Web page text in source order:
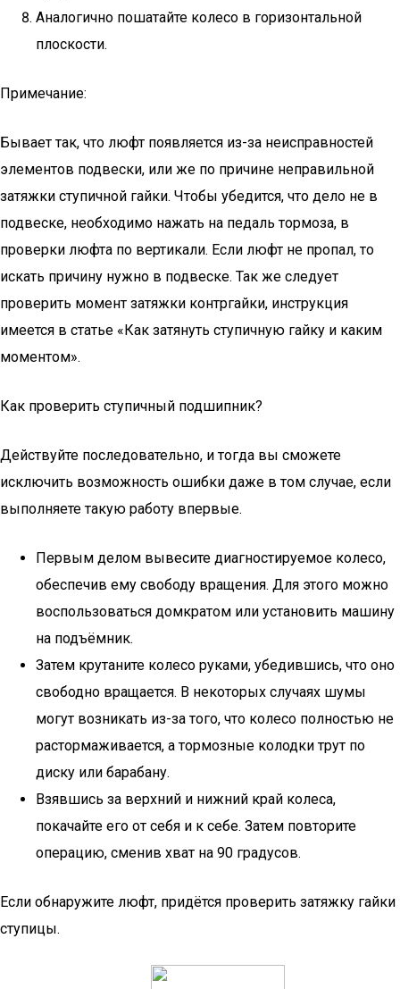
Аналогично пошатайте колесо в горизонтальной
плоскости.
Примечание:
Бывает так, что люфт появляется из-за неисправностей
элементов подвески, или же по причине неправильной
затяжки ступичной гайки. Чтобы убедится, что дело не в
подвеске, необходимо нажать на педаль тормоза, в
проверки люфта по вертикали. Если люфт не пропал, то
искать причину нужно в подвеске. Так же следует
проверить момент затяжки контргайки, инструкция
имеется в статье «Как затянуть ступичную гайку и каким
моментом».
Как проверить ступичный подшипник?
Действуйте последовательно, и тогда вы сможете
исключить возможность ошибки даже в том случае, если
выполняете такую работу впервые.
Первым делом вывесите диагностируемое колесо,
обеспечив ему свободу вращения. Для этого можно
воспользоваться домкратом или установить машину
на подъёмник.
Затем крутаните колесо руками, убедившись, что оно
свободно вращается. В некоторых случаях шумы
могут возникать из-за того, что колесо полностью не
растормаживается, а тормозные колодки трут по
диску или барабану.
Взявшись за верхний и нижний край колеса,
покачайте его от себя и к себе. Затем повторите
операцию, сменив хват на 90 градусов.
Если обнаружите люфт, придётся проверить затяжку гайки
ступицы.